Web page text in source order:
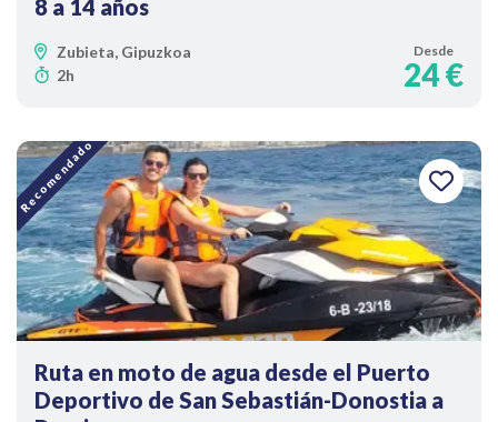
8 a 14 años
Zubieta, Gipuzkoa
2h
Desde
24 €
Recomendado
Ruta en moto de agua desde el Puerto
Deportivo de San Sebastián-Donostia a